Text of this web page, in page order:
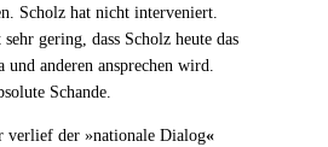
Scholz hat nicht interveniert.
gering, dass Scholz heute das
und anderen ansprechen wird.
Schande.
verlief der »nationale Dialog«